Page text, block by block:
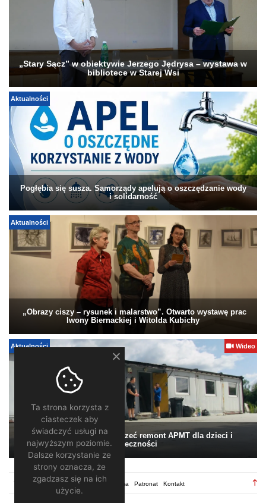
„Stary Sącz” w obiektywie Jerzego Jędrysa – wystawa w
bibliotece w Starej Wsi
Aktualności
Pogłębia się susza. Samorządy apelują o oszczędzanie wody
i solidarność
Aktualności
„Obrazy ciszy – rysunek i malarstwo”. Otwarto wystawę prac
Iwony Biernackiej i Witolda Kubichy
Aktualności Wideo
Pomagamy. Warto wesprzeć remont APMT dla dzieci i
społeczności
Regulamin Redakcja Reklama Patronat Kontakt
Ta strona korzysta z
ciasteczek aby
świadczyć usługi na
najwyższym poziomie.
Dalsze korzystanie ze
strony oznacza, że
zgadzasz się na ich
użycie.